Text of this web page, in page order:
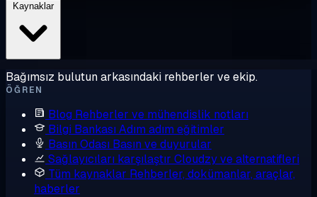
Kaynaklar
Bağımsız bulutun arkasındaki rehberler ve ekip.
ÖĞREN
Blog Rehberler ve mühendislik notları
Bilgi Bankası Adım adım eğitimler
Basın Odası Basın ve duyurular
Sağlayıcıları karşılaştır Cloudzy ve alternatifleri
Tüm kaynaklar Rehberler, dokümanlar, araçlar,
haberler